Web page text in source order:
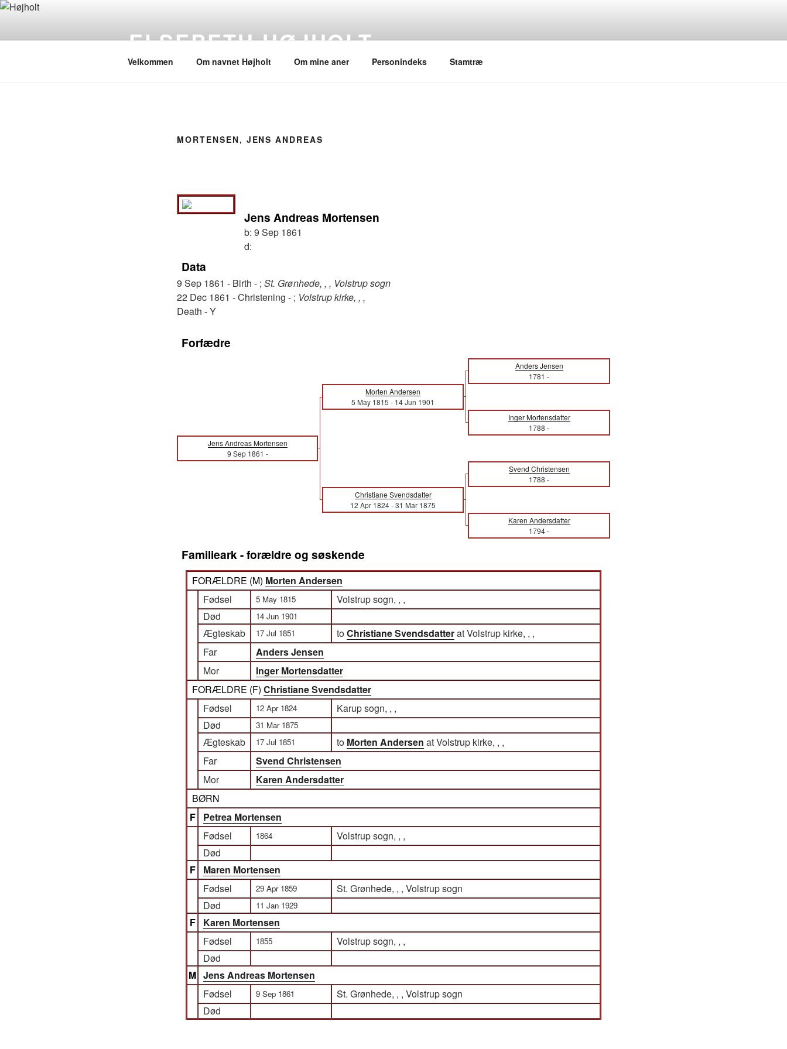
Videre
ELSEBETH HØJHOLT
Velkommen Om navnet Højholt Om mine aner Personindeks Stamtræ
MORTENSEN, JENS ANDREAS
Jens Andreas Mortensen
b: 9 Sep 1861
d:
Data
9 Sep 1861 - Birth - ; St. Grønhede, , , Volstrup sogn
22 Dec 1861 - Christening - ; Volstrup kirke, , ,
Death - Y
Forfædre
Anders Jensen
1781 -
Morten Andersen
5 May 1815 - 14 Jun 1901
Inger Mortensdatter
1788 -
Jens Andreas Mortensen
9 Sep 1861 -
Svend Christensen
1788 -
Christiane Svendsdatter
12 Apr 1824-31 Mar 1875
Karen Andersdatter
1794-
Familieark - forældre og søskende
FORÆLDRE (M) Morten Andersen
Fødsel
5 May 1815
Volstrup sogn, , ,
Død
14 Jun 1901
Ægteskab 17 Jul 1851 toChristiane Svendsdatterat Volstrup kirke, , ,
Far
Anders Jensen
Mor
Inger Mortensdatter
FORÆLDRE (F) Christiane Svendsdatter
Fødsel
12 Apr 1824
Karup sogn, , ,
Død
31 Mar 1875
Ægteskab 17 Jul 1851 to Morten Andersen at Volstrup kirke, , ,
Far
Svend Christensen
Mor
Karen Andersdatter
BØRN
F
Petrea Mortensen
Fødsel
1864
Volstrup sogn, , ,
Død
F
Maren Mortensen
Fødsel
29 Apr 1859
St. Grønhede, , , Volstrup sogn
Død
11 Jan 1929
F
Karen Mortensen
Fødsel
1855
Volstrup sogn, , ,
Død
M Jens Andreas Mortensen
Fødsel
9 Sep 1861
St. Grønhede, , , Volstrup sogn
Død